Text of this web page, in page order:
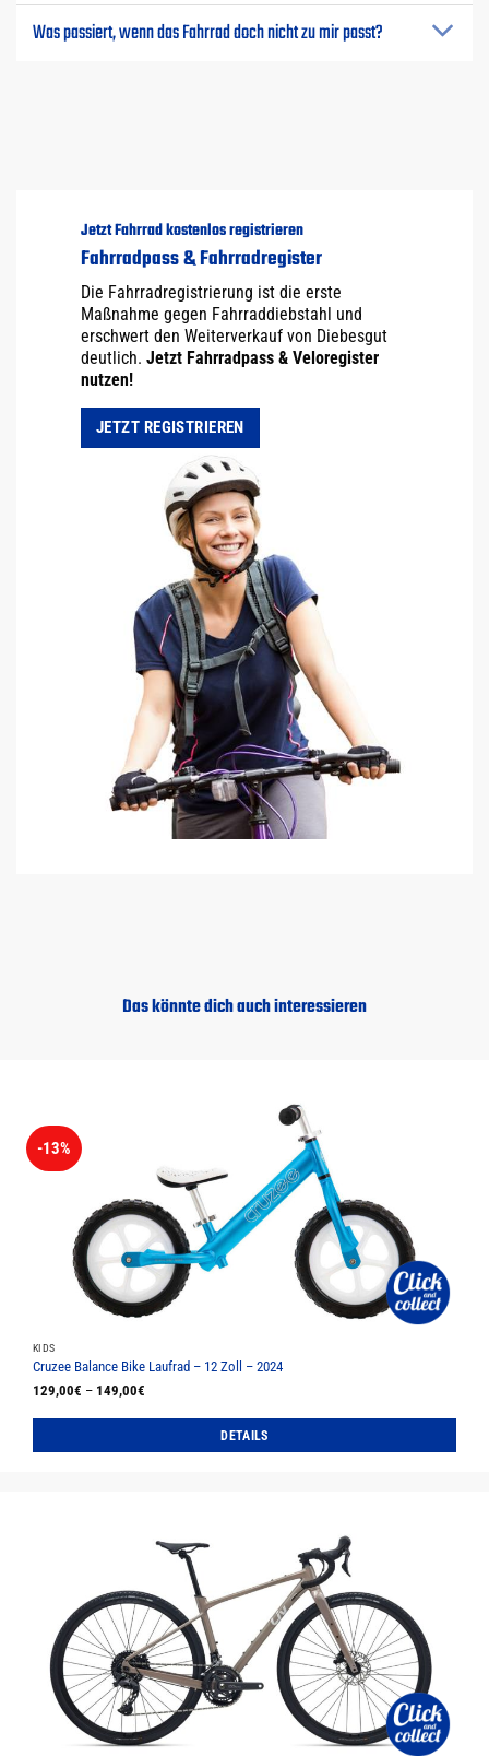
Was passiert, wenn das Fahrrad doch nicht zu mir passt?
Jetzt Fahrrad kostenlos registrieren
Fahrradpass & Fahrradregister
Die Fahrradregistrierung ist die erste
Maßnahme gegen Fahrraddiebstahl und
erschwert den Weiterverkauf von Diebesgut
deutlich. Jetzt Fahrradpass & Veloregister
nutzen!
JETZT REGISTRIEREN
Das könnte dich auch interessieren
-13%
KIDS
Cruzee Balance Bike Laufrad – 12 Zoll – 2024
129,00€ – 149,00€
DETAILS
Optionen
können
Produktseite
gewählt